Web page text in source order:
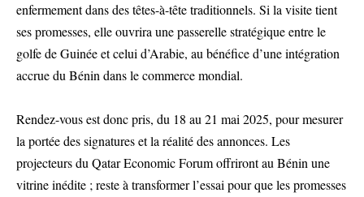
enfermement dans des têtes-à-tête traditionnels. Si la visite tient
ses promesses, elle ouvrira une passerelle stratégique entre le
golfe de Guinée et celui d’Arabie, au bénéfice d’une intégration
accrue du Bénin dans le commerce mondial.
Rendez-vous est donc pris, du 18 au 21 mai 2025, pour mesurer
la portée des signatures et la réalité des annonces. Les
projecteurs du Qatar Economic Forum offriront au Bénin une
vitrine inédite ; reste à transformer l’essai pour que les promesses